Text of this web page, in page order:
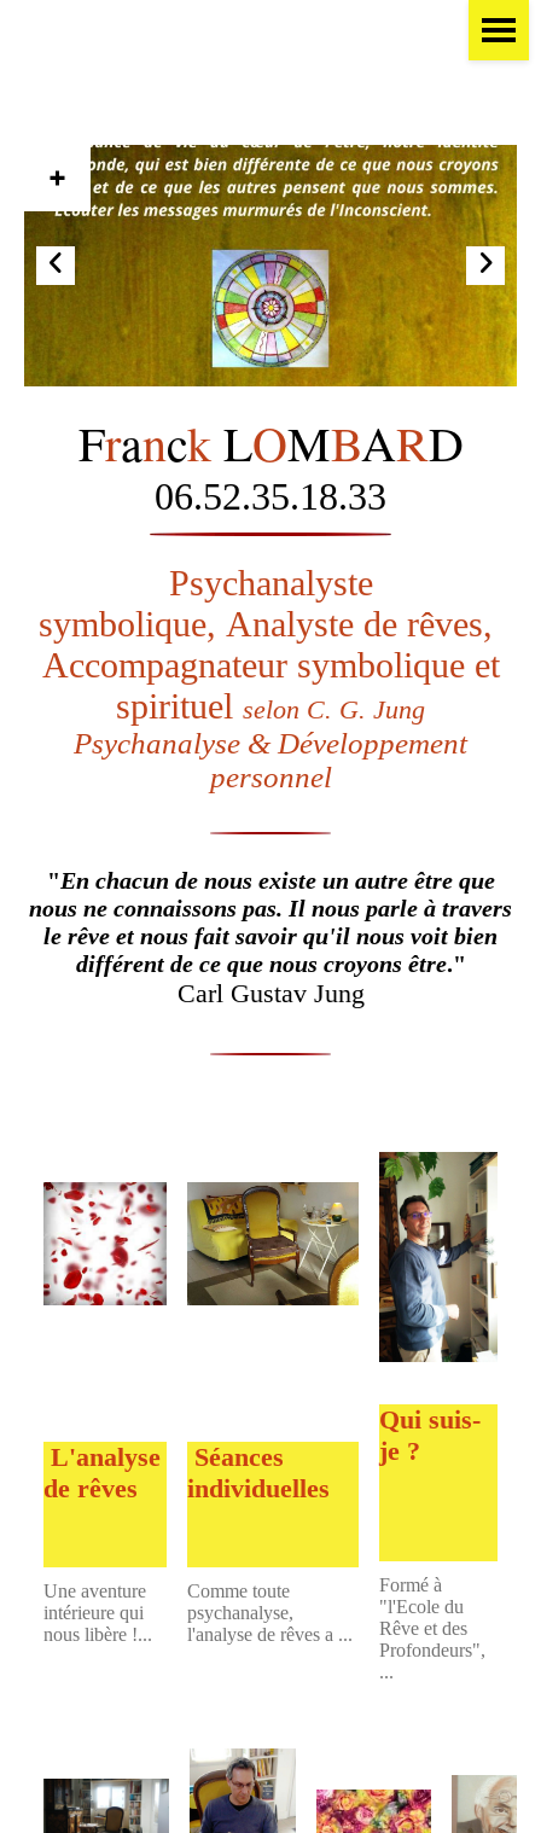
+ "Murmures des profondeurs" 0
Stage "Murmures des
profondeurs" 20 - 26
Septembre 2026
FranckLOMBARD
06.52.35.18.33
Psychanalyste
symbolique, Analyste de rêves,
Accompagnateur symbolique et
spirituel selon C. G. Jung
Psychanalyse & Développement
personnel
"En chacun de nous existe un autre être que
nous ne connaissons pas. Il nous parle à travers
le rêve et nous fait savoir qu'il nous voit bien
différent de ce que nous croyons être."
Carl Gustav Jung
L'analyse
de rêves
Une aventure
intérieure qui
nous libère !...
Séances
individuelles
Comme toute
psychanalyse,
l'analyse de rêves a ...
Qui suis-
je ?
Formé à
"l'Ecole du
Rêve et des
Profondeurs",
...